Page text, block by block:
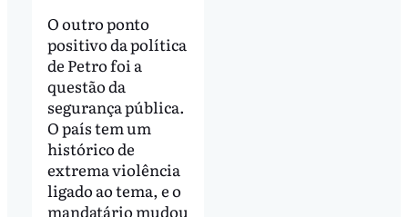
O outro ponto
positivo da política
de Petro foi a
questão da
segurança pública.
O país tem um
histórico de
extrema violência
ligado ao tema, e o
mandatário mudou